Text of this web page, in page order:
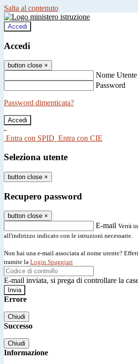
Salta al contenuto
Accedi
Accedi
button close ×
Nome Utente
Password
Password dimenticata?
-
Entra con SPID Entra con CIE
Seleziona utente
button close ×
Recupero password
button close ×
E-mail Verrà
all'indirizzo indicato con le istruzioni necessarie.
Non hai una e-mail associata al nome utente?
tramite la Login Spaggiari
E-mail inviata, si prega di controllare la
Errore
Chiudi
Successo
Chiudi
Informazione